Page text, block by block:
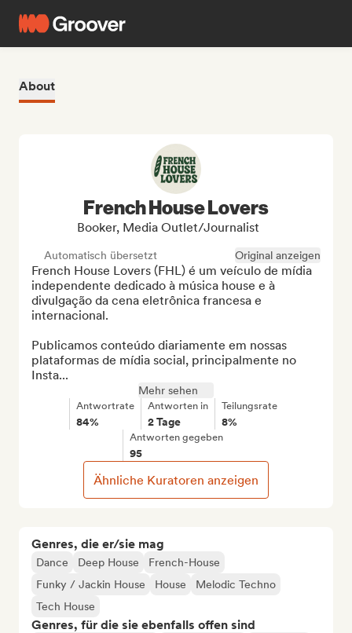
About
Genres, die er/sie mag
Dance Deep House
French-House
Funky / Jackin House
House
Melodic Techno
Tech House
Genres, für die sie ebenfalls offen sind
French House Lovers
Booker, Media Outlet/Journalist
Automatisch übersetzt Original anzeigen
French House Lovers (FHL) é um veículo de mídia
independente dedicado à música house e à
divulgação da cena eletrônica francesa e
internacional.
Publicamos conteúdo diariamente em nossas
plataformas de mídia social, principalmente no
Insta...
Mehr sehen
Antwortrate
84%
Antworten in
2 Tage
Teilungsrate
8%
Antworten gegeben
95
Ähnliche Kuratoren anzeigen